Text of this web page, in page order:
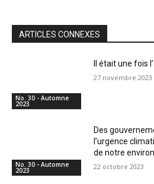
ARTICLES CONNEXES
No. 30 - Automne
2023
Il était une fois
27 novembre 2023
No. 30 - Automne
2023
Des
l’urgence
de notre
22 octobre 2023